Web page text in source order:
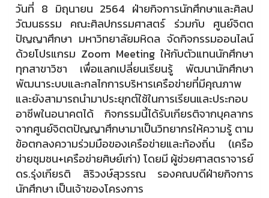
วันที่ 8 มิถุนายน 2564 ฝ่ายกิจการนักศึกษาและศิลป
วัฒนธรรม คณะศิลปกรรมศาสตร์ ร่วมกับ ศูนย์จิตต
ปัญญาศึกษา มหาวิทยาลัยมหิดล จัดกิจกรรมออนไลน์
ด้วยโปรแกรม Zoom Meeting ให้กับตัวแทนนักศึกษา
ทุกสาขาวิชา เพื่อแลกเปลี่ยนเรียนรู้ พัฒนานักศึกษา
พัฒนาระบบและกลไกการบริหารเครือข่ายที่มีคุณภาพ
และยังสามารถนำมาประยุกต์ใช้ในการเรียนและประกอบ
อาชีพในอนาคตได้ กิจกรรมนี้ได้รับเกียรติจากบุคลากร
จากศูนย์จิตตปัญญาศึกษามาเป็นวิทยากรให้ความรู้ ตาม
ข้อตกลงความร่วมมือของเครือข่ายและท้องถิ่น (เครือ
ข่ายชุมชน+เครือข่ายศิษย์เก่า) โดยมี ผู้ช่วยศาสตราจารย์
ดร.รุ่งเกียรติ สิริวงษ์สุวรรณ รองคณบดีฝ่ายกิจการ
นักศึกษา เป็นเจ้าของโครงการ